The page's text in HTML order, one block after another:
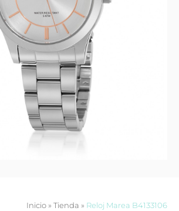
Inicio» Tienda » Reloj Marea B4133106